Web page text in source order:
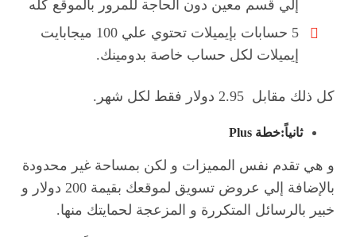
إلي قسم معين دون الحاجة للمرور بالموقع كله
5 حسابات بإيميلات تحتوي علي 100 ميجابايت
إيميلات لكل حساب خاصة بدومينك.
كل ذلك مقابل 2.95 دولار فقط لكل شهر.
ثانياً:خطة Plus
و هي تقدم نفس المميزات و لكن بمساحة غير محدودة
بالإضافة إلي عروض تسويق لموقعك بقيمة 200 دولار و
خبير بالرسائل المتكررة و المزعجة لحمايتك منها.